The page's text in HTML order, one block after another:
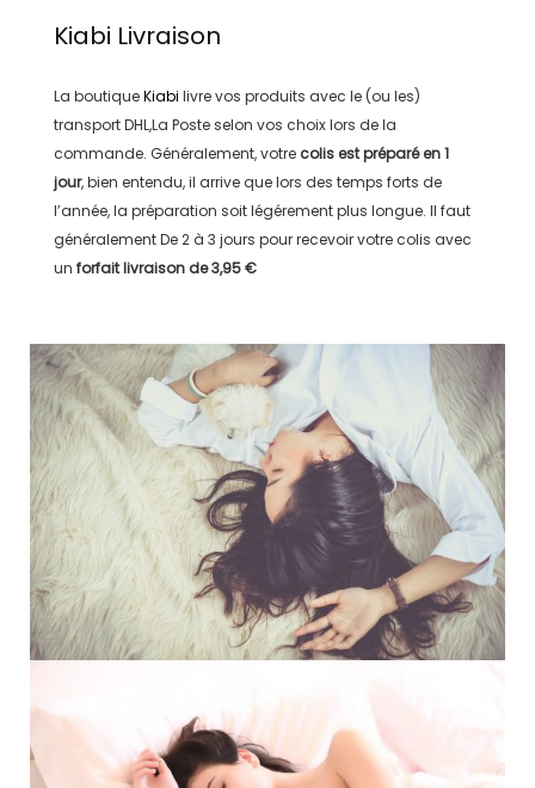
Kiabi Livraison
La boutiqueKiabi livre vos produits avec le (ou les)
transportDHL,La Posteselon vos choix lors de la
commande. Généralement, votre colis est préparé en1
jour, bien entendu, il arrive que lors des temps forts de
l’année, la préparation soit légérement plus longue. Il faut
généralementDe 2 à 3 jours pour recevoir votre colis avec
un forfait livraison de3,95 €